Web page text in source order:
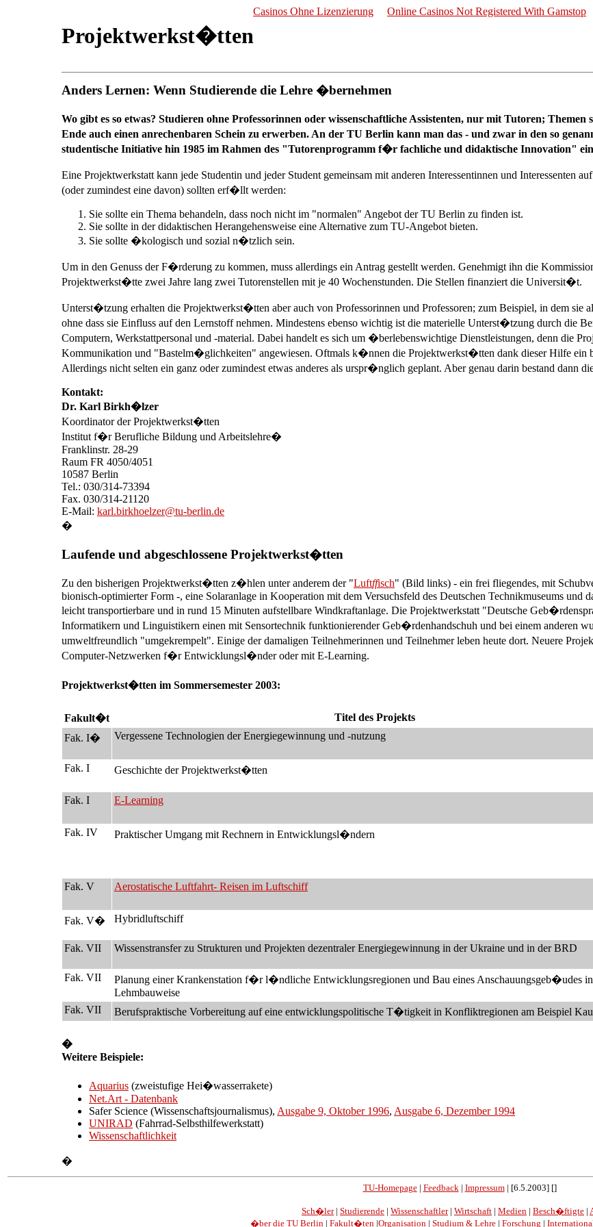
Casinos Ohne Lizenzierung Online Casinos Not Registered With Gamstop
Projektwerkst�tten
Anders Lernen: Wenn Studierende die Lehre �bernehmen
Wo gibt es so etwas? Studieren ohne Professorinnen oder wissenschaftliche Assistenten, nur mit Tutoren;
Ende auch einen anrechenbaren Schein zu erwerben. An der TU Berlin kann man das - und zwar in den so
studentische Initiative hin 1985 im Rahmen des "Tutorenprogramm f�r fachliche und didaktische Innovation"
Eine Projektwerkstatt kann jede Studentin und jeder Student gemeinsam mit anderen Interessentinnen und Interessenten
(oder zumindest eine davon) sollten erf�llt werden:
Sie sollte ein Thema behandeln, dass noch nicht im "normalen" Angebot der TU Berlin zu finden ist.
Sie sollte in der didaktischen Herangehensweise eine Alternative zum TU-Angebot bieten.
Sie sollte �kologisch und sozial n�tzlich sein.
Um in den Genuss der F�rderung zu kommen, muss allerdings ein Antrag gestellt werden. Genehmigt ihn die
Projektwerkst�tte zwei Jahre lang zwei Tutorenstellen mit je 40 Wochenstunden. Die Stellen finanziert die Universit�t.
Unterst�tzung erhalten die Projektwerkst�tten aber auch von Professorinnen und Professoren; zum Beispiel, in dem sie
ohne dass sie Einfluss auf den Lernstoff nehmen. Mindestens ebenso wichtig ist die materielle Unterst�tzung durch die
Computern, Werkstattpersonal und -material. Dabei handelt es sich um �berlebenswichtige Dienstleistungen, denn die
Kommunikation und "Bastelm�glichkeiten" angewiesen. Oftmals k�nnen die Projektwerkst�tten dank dieser Hilfe ein
Allerdings nicht selten ein ganz oder zumindest etwas anderes als urspr�nglich geplant. Aber genau darin bestand dann
Kontakt:
Dr. Karl Birkh�lzer
Koordinator der Projektwerkst�tten
Institut f�r Berufliche Bildung und Arbeitslehre�
Franklinstr. 28-29
Raum FR 4050/4051
10587 Berlin
Tel.: 030/314-73394
Fax. 030/314-21120
E-Mail: karl.birkhoelzer@tu-berlin.de
�
Laufende und abgeschlossene Projektwerkst�tten
Zu den bisherigen Projektwerkst�tten z�hlen unter anderem der "Luftffisch" (Bild links) - ein frei fliegendes, mit
bionisch-optimierter Form -, eine Solaranlage in Kooperation mit dem Versuchsfeld des Deutschen Technikmuseums
leicht transportierbare und in rund 15 Minuten aufstellbare Windkraftanlage. Die Projektwerkstatt "Deutsche
Informatikern und Linguistikern einen mit Sensortechnik funktionierender Geb�rdenhandschuh und bei einem anderen
umweltfreundlich "umgekrempelt". Einige der damaligen Teilnehmerinnen und Teilnehmer leben heute dort. Neuere
Computer-Netzwerken f�r Entwicklungsl�nder oder mit E-Learning.
Projektwerkst�tten im Sommersemester 2003:
Fakult�t Titel des Projekts
Fak. I�
Vergessene Technologien der Energiegewinnung und -nutzung
Fak. I
Geschichte der Projektwerkst�tten
Fak. I
E-Learning
Fak. IV
Praktischer Umgang mit Rechnern in Entwicklungsl�ndern
Fak. V
Aerostatische Luftfahrt- Reisen im Luftschiff
Fak. V�
Hybridluftschiff
Fak. VII
Wissenstransfer zu Strukturen und Projekten dezentraler Energiegewinnung in der Ukraine und in der BRD
Fak. VII
Planung einer Krankenstation f�r l�ndliche Entwicklungsregionen und Bau eines Anschauungsgeb�udes in
Lehmbauweise
Fak. VII
Berufspraktische Vorbereitung auf eine entwicklungspolitische T�tigkeit in Konfliktregionen am Beispiel
�
Weitere Beispiele:
Aquarius (zweistufige Hei�wasserrakete)
Net.Art - Datenbank
Safer Science (Wissenschaftsjournalismus), Ausgabe 9, Oktober 1996, Ausgabe 6, Dezember 1994
UNIRAD (Fahrrad-Selbsthilfewerkstatt)
Wissenschaftlichkeit
�
TU-Homepage| Feedback| Impressum| [6.5.2003] []
Sch�ler| Studierende | Wissenschaftler| Wirtschaft | Medien | Besch�ftigte |
�ber die TU Berlin| Fakult�ten|Organisation| Studium & Lehre| Forschung |